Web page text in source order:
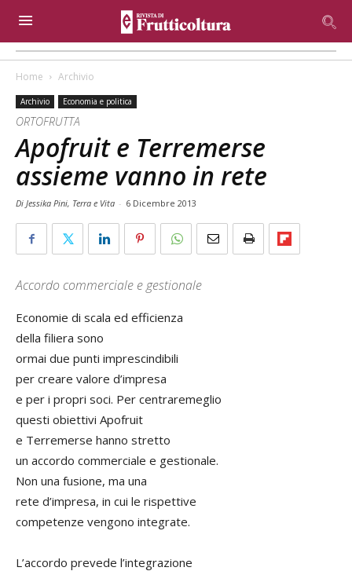
Home Archivio
Archivio Economia e politica
ORTOFRUTTA
Apofruit e Terremerse
assieme vanno in rete
Di Jessika Pini, Terra e Vita - 6 Dicembre 2013
Accordo commerciale e gestionale
Economie di scala ed efficienza
della filiera sono
ormai due punti imprescindibili
per creare valore d’impresa
e per i propri soci. Per centraremeglio
questi obiettivi Apofruit
e Terremerse hanno stretto
un accordo commerciale e gestionale.
Non una fusione, ma una
rete d’impresa, in cui le rispettive
competenze vengono integrate.
L’accordo prevede l’integrazione